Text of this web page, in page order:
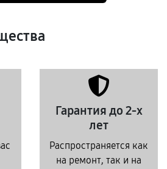
Гарантия до 2-х
лет
Распространяется как
на ремонт, так и на